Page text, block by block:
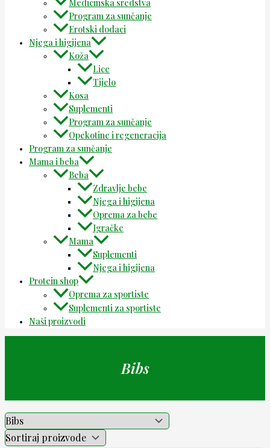
Medicinska sredstva
Program za sunčanje
Erotski dodaci
Njega i higijena
Koža
Lice
Tijelo
Kosa
Suplementi
Program za sunčanje
Opekotine i regeneracija
Program za sunčanje
Mama i beba
Beba
Zdravlje bebe
Njega i higijena
Oprema za bebe
Igračke
Mama
Suplementi
Njega i higijena
Protein shop
Oprema za sportiste
Suplementi za sportiste
Naši proizvodi
Bibs